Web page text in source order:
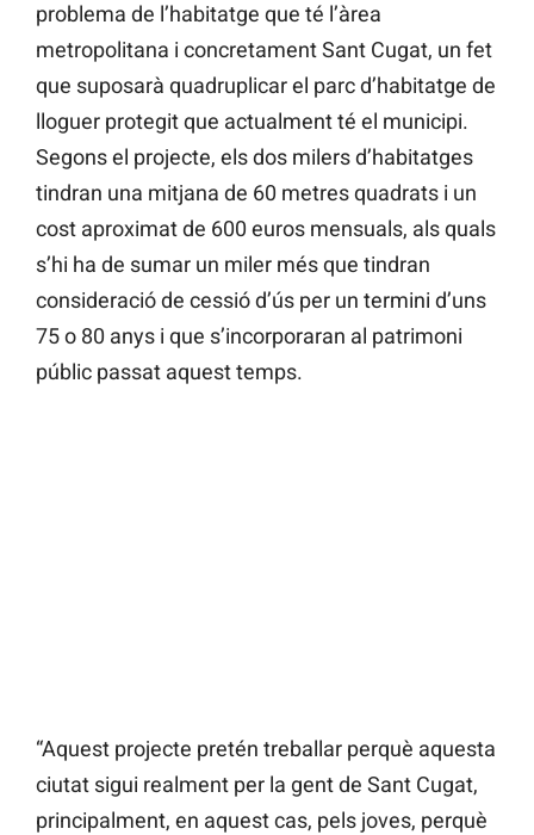
problema de l’habitatge que té l’àrea
metropolitana i concretament Sant Cugat, un fet
que suposarà quadruplicar el parc d’habitatge de
lloguer protegit que actualment té el municipi.
Segons el projecte, els dos milers d’habitatges
tindran una mitjana de 60 metres quadrats i un
cost aproximat de 600 euros mensuals, als quals
s’hi ha de sumar un miler més que tindran
consideració de cessió d’ús per un termini d’uns
75 o 80 anys i que s’incorporaran al patrimoni
públic passat aquest temps.
“Aquest projecte pretén treballar perquè aquesta
ciutat sigui realment per la gent de Sant Cugat,
principalment, en aquest cas, pels joves, perquè